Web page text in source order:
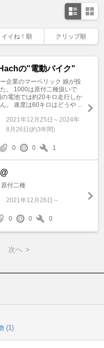
イイね！順 クリップ順
の"電動バイク"
企業のマーベリック 娘が投
。 1000は原付二種扱いで
の電池では約20キロ走行しか
。 速度は60キロはどうや ...
2021年12月25日～2024年
8月26日(約3年間)
0 0 1
付二種
2021年12月26日～
0 0 0
次へ >
(1 )